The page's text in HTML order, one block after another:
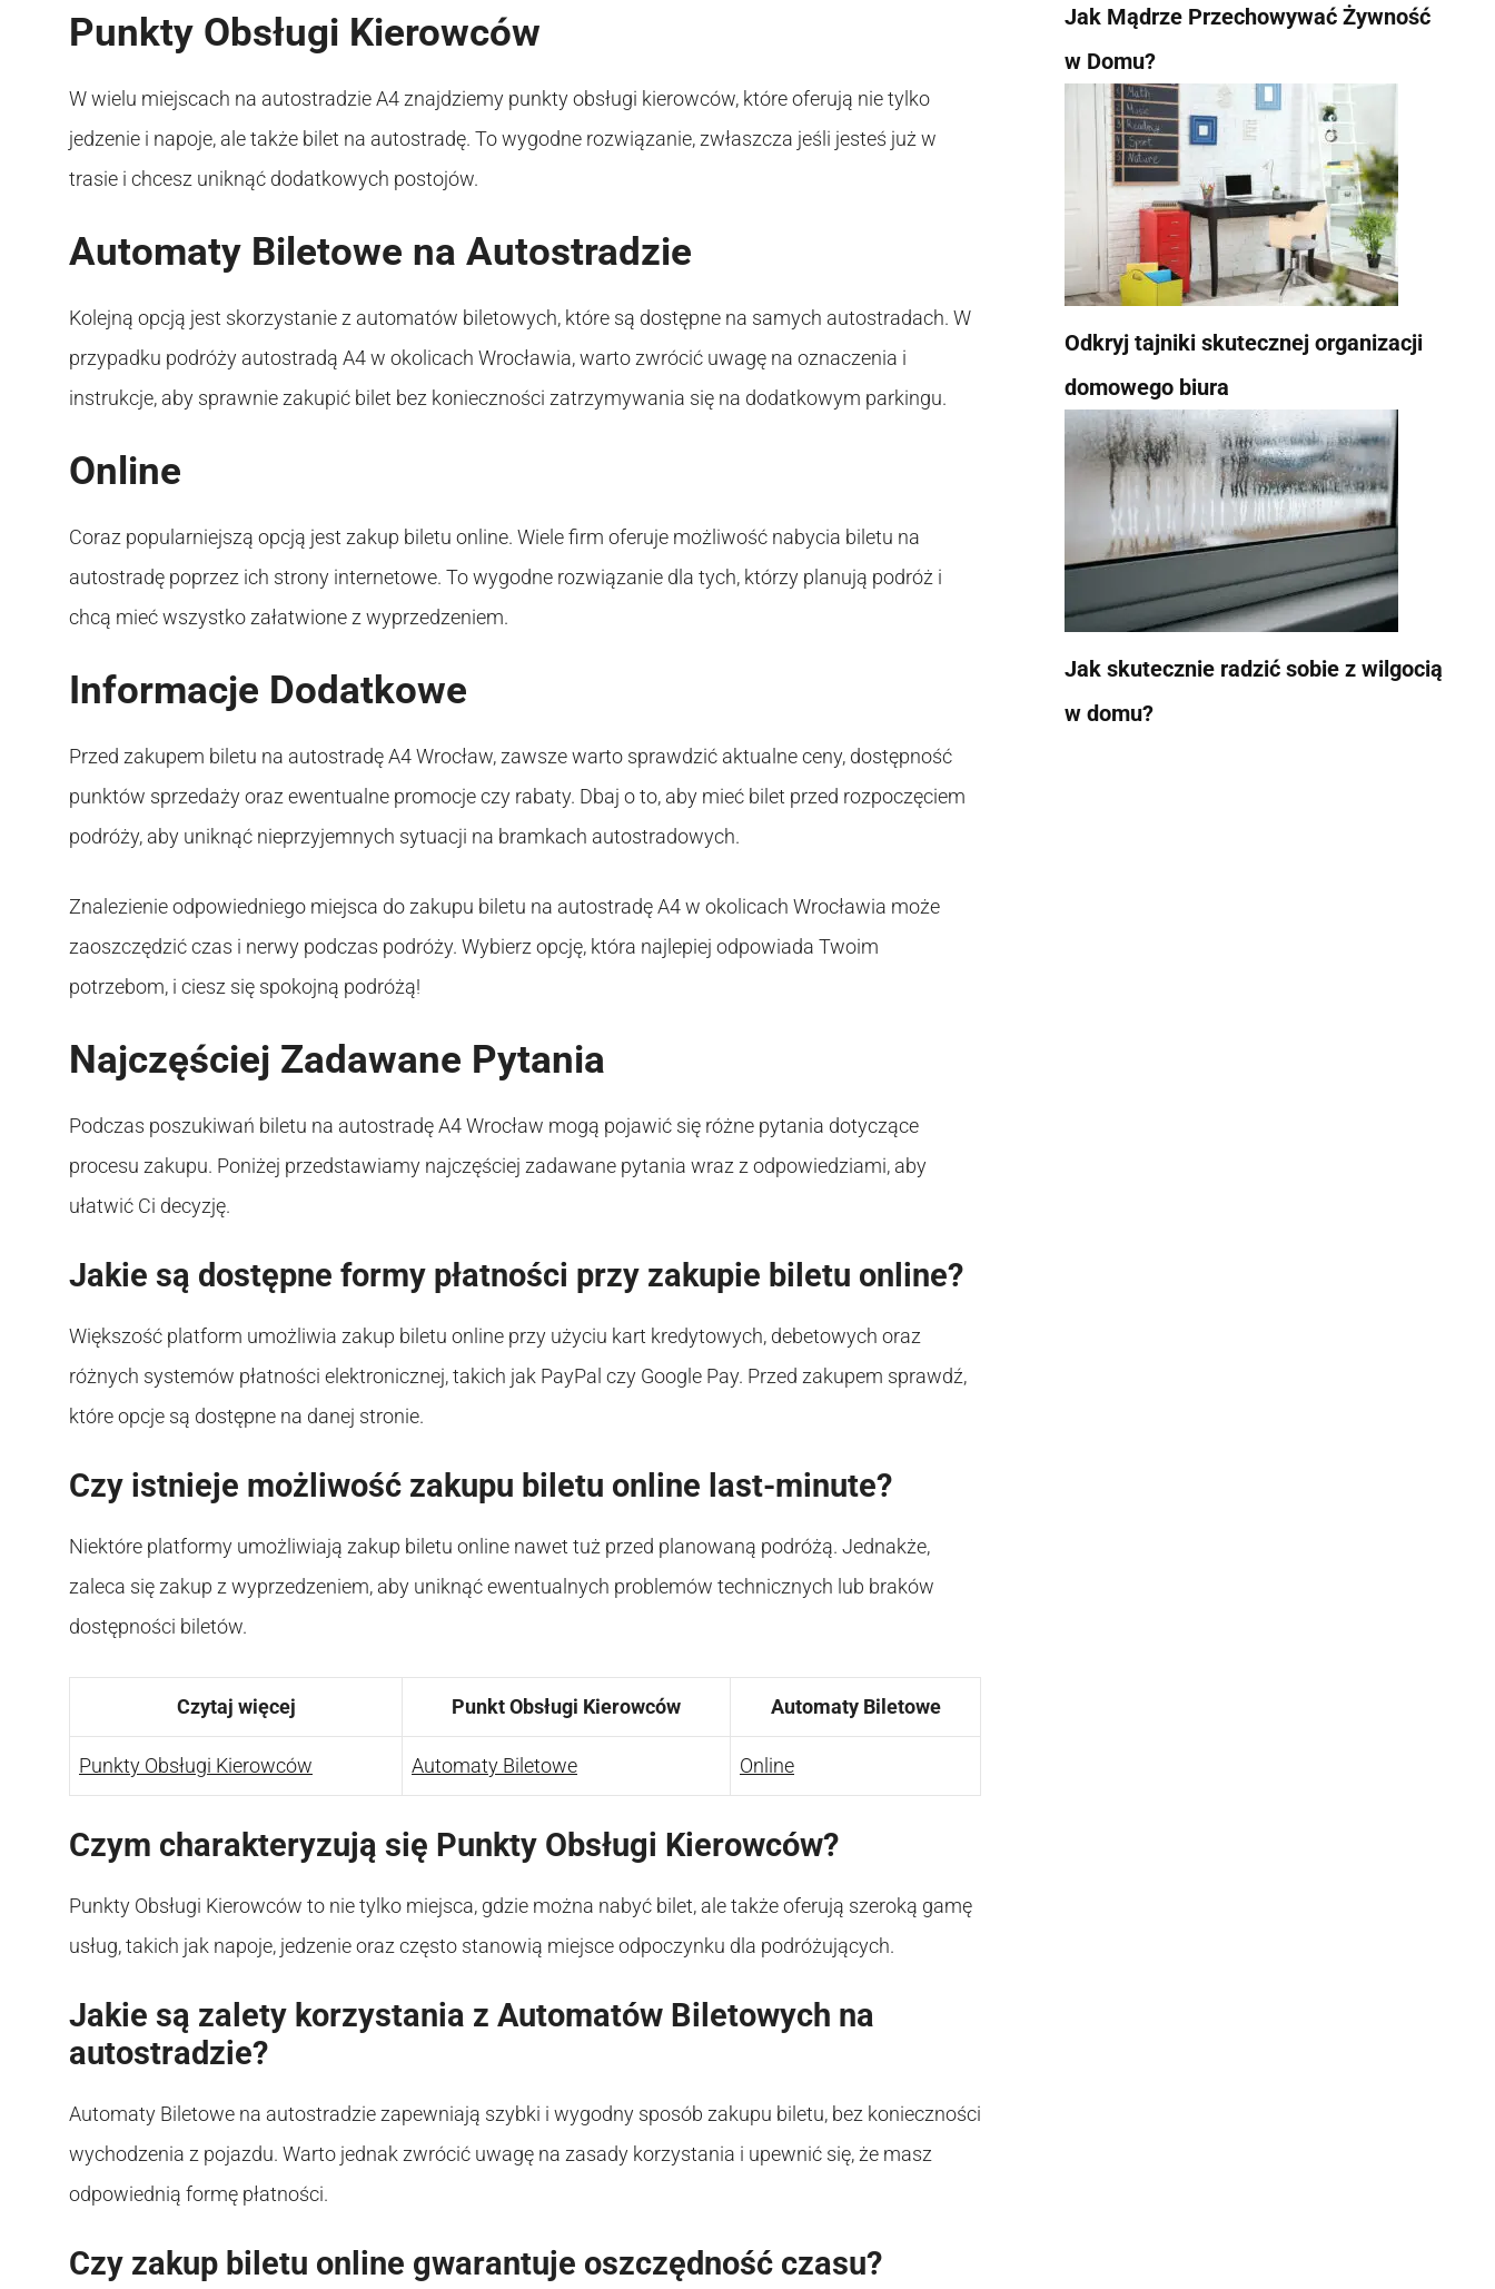
Punkty Obsługi Kierowców
W wielu miejscach na autostradzie A4 znajdziemy punkty obsługi kierowców, które oferują nie tylko
jedzenie i napoje, ale także bilet na autostradę. To wygodne rozwiązanie, zwłaszcza jeśli jesteś już w
trasie i chcesz uniknąć dodatkowych postojów.
Automaty Biletowe na Autostradzie
Kolejną opcją jest skorzystanie z automatów biletowych, które są dostępne na samych autostradach. W
przypadku podróży autostradą A4 w okolicach Wrocławia, warto zwrócić uwagę na oznaczenia i
instrukcje, aby sprawnie zakupić bilet bez konieczności zatrzymywania się na dodatkowym parkingu.
Online
Coraz popularniejszą opcją jest zakup biletu online. Wiele firm oferuje możliwość nabycia biletu na
autostradę poprzez ich strony internetowe. To wygodne rozwiązanie dla tych, którzy planują podróż i
chcą mieć wszystko załatwione z wyprzedzeniem.
Informacje Dodatkowe
Przed zakupem biletu na autostradę A4 Wrocław, zawsze warto sprawdzić aktualne ceny, dostępność
punktów sprzedaży oraz ewentualne promocje czy rabaty. Dbaj o to, aby mieć bilet przed rozpoczęciem
podróży, aby uniknąć nieprzyjemnych sytuacji na bramkach autostradowych.
Znalezienie odpowiedniego miejsca do zakupu biletu na autostradę A4 w okolicach Wrocławia może
zaoszczędzić czas i nerwy podczas podróży. Wybierz opcję, która najlepiej odpowiada Twoim
potrzebom, i ciesz się spokojną podróżą!
Najczęściej Zadawane Pytania
Podczas poszukiwań biletu na autostradę A4 Wrocław mogą pojawić się różne pytania dotyczące
procesu zakupu. Poniżej przedstawiamy najczęściej zadawane pytania wraz z odpowiedziami, aby
ułatwić Ci decyzję.
Jakie są dostępne formy płatności przy zakupie biletu online?
Większość platform umożliwia zakup biletu online przy użyciu kart kredytowych, debetowych oraz
różnych systemów płatności elektronicznej, takich jak PayPal czy Google Pay. Przed zakupem sprawdź,
które opcje są dostępne na danej stronie.
Czy istnieje możliwość zakupu biletu online last-minute?
Niektóre platformy umożliwiają zakup biletu online nawet tuż przed planowaną podróżą. Jednakże,
zaleca się zakup z wyprzedzeniem, aby uniknąć ewentualnych problemów technicznych lub braków
dostępności biletów.
Czytaj więcej Punkt Obsługi Kierowców Automaty Biletowe
Punkty Obsługi Kierowców Automaty Biletowe Online
Czym charakteryzują się Punkty Obsługi Kierowców?
Punkty Obsługi Kierowców to nie tylko miejsca, gdzie można nabyć bilet, ale także oferują szeroką gamę
usług, takich jak napoje, jedzenie oraz często stanowią miejsce odpoczynku dla podróżujących.
Jakie są zalety korzystania z Automatów Biletowych na
autostradzie?
Automaty Biletowe na autostradzie zapewniają szybki i wygodny sposób zakupu biletu, bez konieczności
wychodzenia z pojazdu. Warto jednak zwrócić uwagę na zasady korzystania i upewnić się, że masz
odpowiednią formę płatności.
Czy zakup biletu online gwarantuje oszczędność czasu?
Jak Mądrze Przechowywać Żywność
w Domu?
Odkryj tajniki skutecznej organizacji
domowego biura
Jak skutecznie radzić sobie z wilgocią
w domu?